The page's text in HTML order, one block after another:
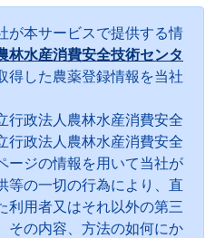
が本サービスで提供する情
林水産消費安全技術センタ
得した農薬登録情報を当社
行政法人農林水産消費安全
行政法人農林水産消費安全
ージの情報を用いて当社が
等の一切の行為により、直
利用者又はそれ以外の第三
その内容、方法の如何にか